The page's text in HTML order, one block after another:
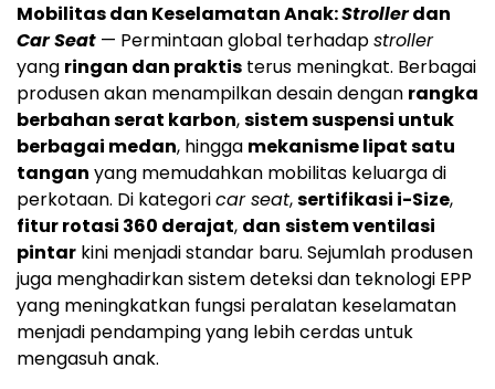
Mobilitas dan Keselamatan Anak:Strollerdan
Car Seat — Permintaan global terhadapstroller
yang ringan dan praktis terus meningkat. Berbagai
produsen akan menampilkan desain dengan rangka
berbahan serat karbon,sistem suspensi untuk
berbagai medan, hingga mekanisme lipat satu
tangan yang memudahkan mobilitas keluarga di
perkotaan. Di kategoricar seat,sertifikasi i-Size,
fitur rotasi 360 derajat, dan sistem ventilasi
pintar kini menjadi standar baru. Sejumlah produsen
juga menghadirkan sistem deteksi dan teknologi EPP
yang meningkatkan fungsi peralatan keselamatan
menjadi pendamping yang lebih cerdas untuk
mengasuh anak.